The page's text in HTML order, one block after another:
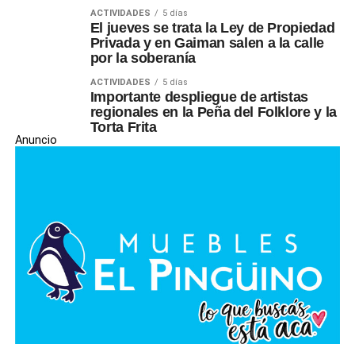
ACTIVIDADES 5 días
El jueves se trata la Ley de Propiedad
Privada y en Gaiman salen a la calle
por la soberanía
ACTIVIDADES 5 días
Importante despliegue de artistas
regionales en la Peña del Folklore y la
Torta Frita
Anuncio